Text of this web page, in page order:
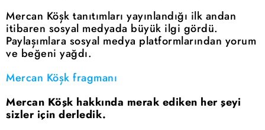
Mercan Köşk tanıtımları yayınlandığı ilk andan
itibaren sosyal medyada büyük ilgi gördü.
Paylaşımlara sosyal medya platformlarından yorum
ve beğeni yağdı.
Mercan Köşk fragmanı
Mercan Köşk hakkında merak ediken her şeyi
sizler için derledik.